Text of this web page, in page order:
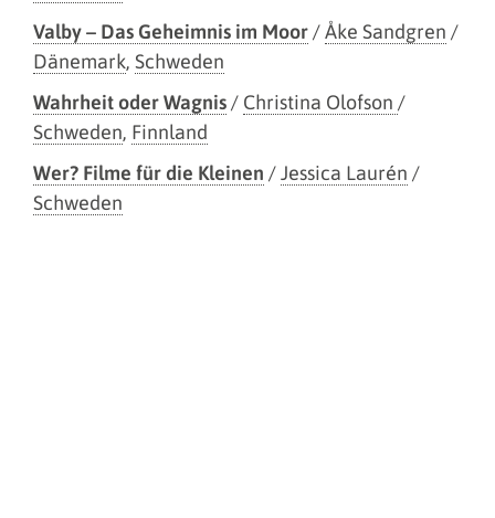
Valby – Das Geheimnis im Moor/Åke Sandgren /
Dänemark, Schweden
Wahrheit oder Wagnis/ Christina Olofson /
Schweden, Finnland
Wer? Filme für die Kleinen /Jessica Laurén /
Schweden